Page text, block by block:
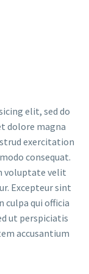
elit, sed do
dolore magna
exercitation
consequat.
voluptate velit
Excepteur sint
culpa qui officia
ut perspiciatis
accusantium